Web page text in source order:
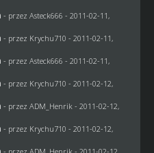
- przez Asteck666 - 2011-02-11,
- przez Krychu710 - 2011-02-11,
- przez Asteck666 - 2011-02-11,
- przez Krychu710 - 2011-02-12,
- przez ADM_Henrik - 2011-02-12,
- przez Krychu710 - 2011-02-12,